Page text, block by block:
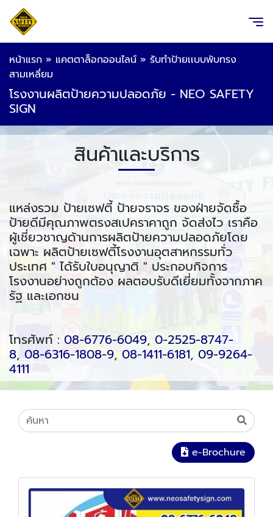
หน้าแรก » แคตตาล็อกออนไลน์ » รับทำป้ายเเบบพับทรง
สามเหลี่ยม
โรงงานผลิตป้ายความปลอดภัย - NEO SAFETY
SIGN
สินค้าและบริการ
แหล่งรวม ป้ายเซฟตี้ ป้ายจราจร ของฝ่ายจัดซื้อ
ป้ายดีมีคุณภาพตรงสเปคราคาถูก จัดส่งไว เราคือ
ผู้เชี่ยวชาญด้านการผลิตป้ายความปลอดภัยโดย
เฉพาะ ผลิตป้ายเซฟตี้โรงงานอุตสาหกรรมทั่ว
ประเทศ " ได้รับใบอนุญาติ " ประกอบกิจการ
โรงงานอย่างถูกต้อง ผลตอบรับดีเยี่ยมทั้งจากภาค
รัฐ และเอกชน
โทรศัพท์ : 08-6776-6049, 0-2525-8747-
8, 08-6316-1808-9, 08-1411-6181, 09-9264-
4111
e-Brochure